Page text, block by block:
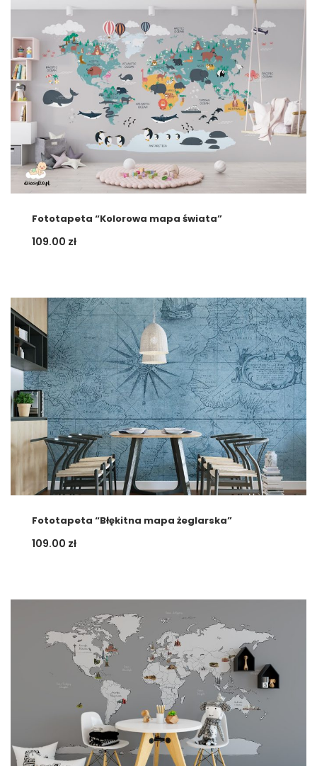
Fototapeta “Kolorowa mapa świata”
109.00 zł
Fototapeta “Błękitna mapa żeglarska”
109.00 zł